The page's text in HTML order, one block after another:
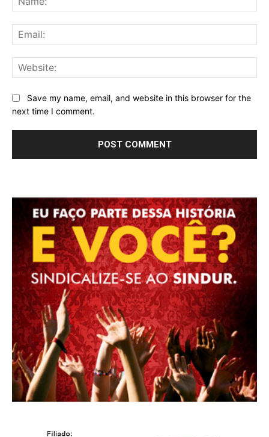
Save my name, email, and website in this browser for the
next time I comment.